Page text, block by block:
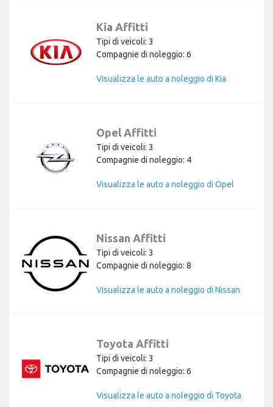
Kia Affitti
Tipi di veicoli: 3
Compagnie di noleggio: 6
Visualizza le auto a noleggio di Kia
Opel Affitti
Tipi di veicoli: 3
Compagnie di noleggio: 4
Visualizza le auto a noleggio di Opel
Nissan Affitti
Tipi di veicoli: 3
Compagnie di noleggio: 8
Visualizza le auto a noleggio di Nissan
Toyota Affitti
Tipi di veicoli: 3
Compagnie di noleggio: 6
Visualizza le auto a noleggio di Toyota